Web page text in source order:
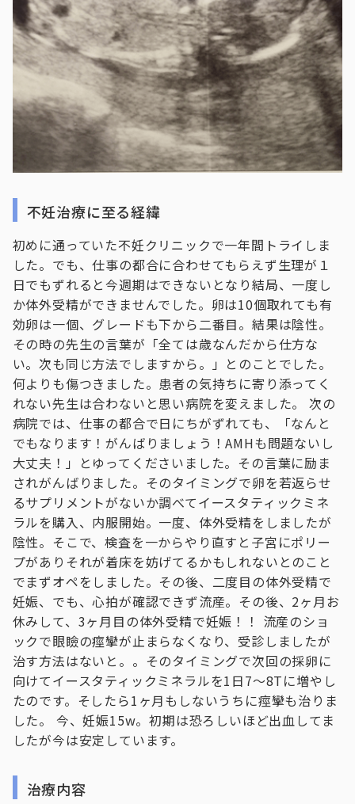
不妊治療に至る経緯
初めに通っていた不妊クリニックで一年間トライしま
した。でも、仕事の都合に合わせてもらえず生理が１
日でもずれると今週期はできないとなり結局、一度し
か体外受精ができませんでした。卵は10個取れても有
効卵は一個、グレードも下から二番目。結果は陰性。
その時の先生の言葉が「全ては歳なんだから仕方な
い。次も同じ方法でしますから。」とのことでした。
何よりも傷つきました。患者の気持ちに寄り添ってく
れない先生は合わないと思い病院を変えました。 次の
病院では、仕事の都合で日にちがずれても、「なんと
でもなります！がんばりましょう！AMHも問題ないし
大丈夫！」とゆってくださいました。その言葉に励ま
されがんばりました。そのタイミングで卵を若返らせ
るサプリメントがないか調べてイースタティックミネ
ラルを購入、内服開始。一度、体外受精をしましたが
陰性。そこで、検査を一からやり直すと子宮にポリー
プがありそれが着床を妨げてるかもしれないとのこと
でまずオペをしました。その後、二度目の体外受精で
妊娠、でも、心拍が確認できず流産。その後、2ヶ月お
休みして、3ヶ月目の体外受精で妊娠！！ 流産のショ
ックで眼瞼の痙攣が止まらなくなり、受診しましたが
治す方法はないと。。そのタイミングで次回の採卵に
向けてイースタティックミネラルを1日7～8Tに増やし
たのです。そしたら1ヶ月もしないうちに痙攣も治りま
した。 今、妊娠15w。初期は恐ろしいほど出血してま
したが今は安定しています。
治療内容